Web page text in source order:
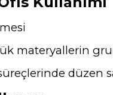
materyallerin
düzen